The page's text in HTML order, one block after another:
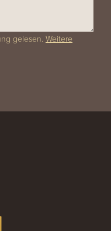
gelesen. Weitere